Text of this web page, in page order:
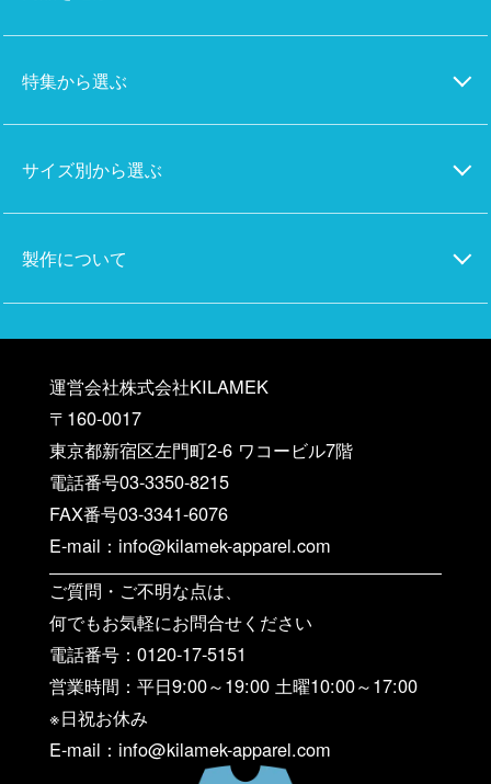
特集から選ぶ
サイズ別から選ぶ
製作について
運営会社株式会社KILAMEK
〒160-0017
東京都新宿区左門町2-6 ワコービル7階
電話番号03-3350-8215
FAX番号03-3341-6076
E-mail：info@kilamek-apparel.com
ご質問・ご不明な点は、
何でもお気軽にお問合せください
電話番号：0120-17-5151
営業時間：平日9:00～19:00 土曜10:00～17:00
※日祝お休み
E-mail：info@kilamek-apparel.com